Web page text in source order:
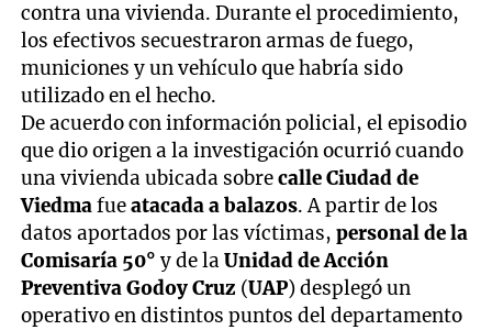
contra una vivienda. Durante el procedimiento,
los efectivos secuestraron armas de fuego,
municiones y un vehículo que habría sido
utilizado en el hecho.
De acuerdo con información policial, el episodio
que dio origen a la investigación ocurrió cuando
una vivienda ubicada sobrecalle Ciudad de
Viedmafueatacada a balazos. A partir de los
datos aportados por las víctimas,personal de la
Comisaría 50° y de laUnidad de Acción
Preventiva Godoy Cruz (UAP) desplegó un
operativo en distintos puntos del departamento